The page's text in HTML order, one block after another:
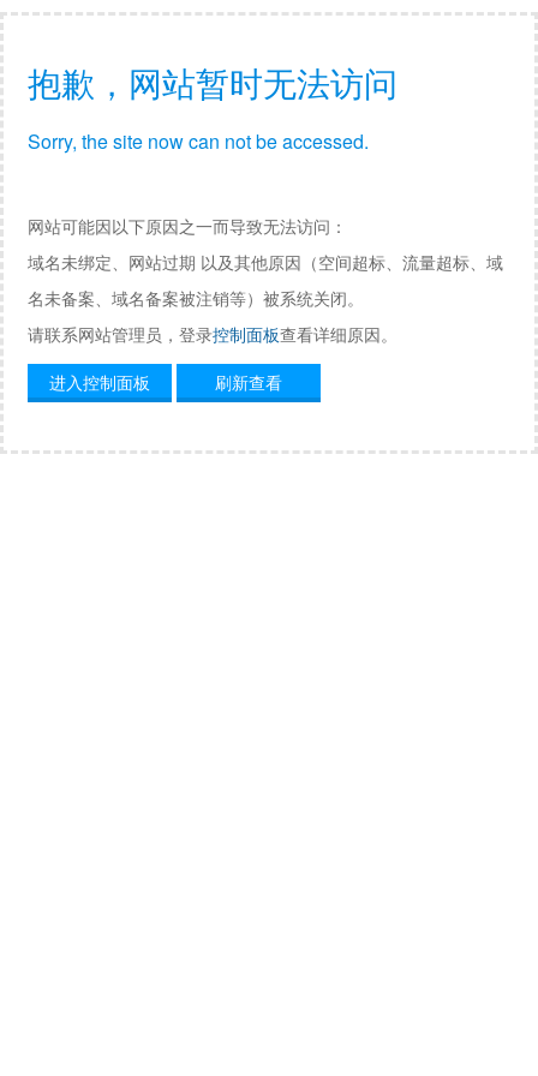
抱歉，网站暂时无法访问
Sorry, the site now can not be accessed.
网站可能因以下原因之一而导致无法访问：
域名未绑定、网站过期 以及其他原因（空间超标、流量超标、域
名未备案、域名备案被注销等）被系统关闭。
请联系网站管理员，登录控制面板查看详细原因。
进入控制面板
刷新查看